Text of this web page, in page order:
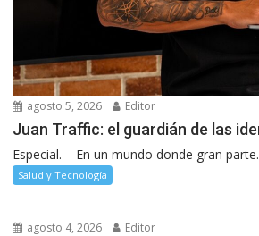
agosto 5, 2026 Editor
Juan Traffic: el guardián de las
Especial. – En un mundo donde gran
Salud y Tecnología
agosto 4, 2026 Editor